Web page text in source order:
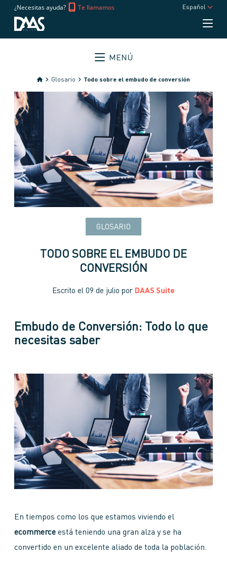
¿Necesitas ayuda? Te llamamos Español
MENÚ
Glosario Todo sobre el embudo de conversión
GLOSARIO
TODO SOBRE EL EMBUDO DE
CONVERSIÓN
Escrito el 09 de julio por DAAS Suite
Embudo de Conversión: Todo lo que
necesitas saber
En tiempos como los que estamos viviendo el
ecommerce está teniendo una gran alza y se ha
convertido en un excelente aliado de toda la población.